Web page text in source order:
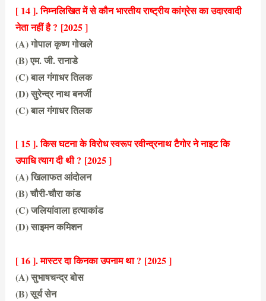
[ 14 ]. निम्नलिखित में से कौनभारतीय राष्ट्रीय कांग्रेस का उदारवादी
नेता नहीं है? [2025 ]
(A) गोपाल कृष्ण गोखले
(B) एम. जी. रानाडे
(C) बाल गंगाधर तिलक
(D) सुरेन्द्र नाथ बनर्जी
(C) बाल गंगाधर तिलक
[ 15 ]. किस घटना के विरोध स्वरूप रवीन्द्रनाथ टैगोर ने नाइट कि
उपाधि त्याग दी थी ? [2025 ]
(A) खिलाफत आंदोलन
(B) चौरी-चौरा कांड
(C) जलियांवाला हत्याकांड
(D) साइमन कमिशन
[ 16 ]. मास्टर दा किनका उपनाम था ? [2025 ]
(A) सुभाषचन्द्र बोस
(B) सूर्य सेन